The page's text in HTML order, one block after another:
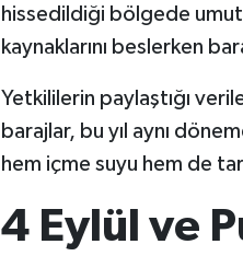
hissedildiği bölgede
kaynaklarını beslerken
Yetkililerin paylaştığı
barajlar, bu yıl aynı
hem içme suyu hem de
4 Eylül ve